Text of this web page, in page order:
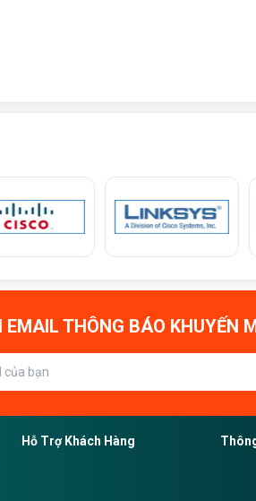
THÔNG BÁO KHUYẾN
Hỗ Trợ Khách Hàng